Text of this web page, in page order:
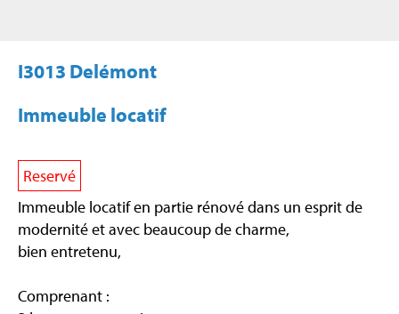
I3013 Delémont
Immeuble locatif
Reservé
Immeuble locatif en partie rénové dans un esprit de
modernité et avec beaucoup de charme,
bien entretenu,
Comprenant :